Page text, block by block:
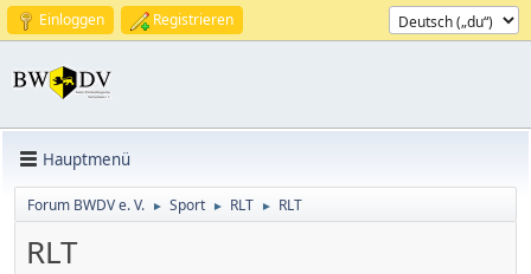
Einloggen Registrieren
Hauptmenü
Forum BWDV e. V. ► Sport ► RLT ► RLT
RLT